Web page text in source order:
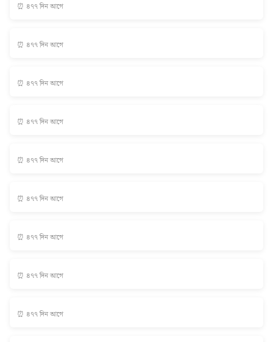
⏰ ৪৭৭ দিন আগে
⏰ ৪৭৭ দিন আগে
⏰ ৪৭৭ দিন আগে
⏰ ৪৭৭ দিন আগে
⏰ ৪৭৭ দিন আগে
⏰ ৪৭৭ দিন আগে
⏰ ৪৭৭ দিন আগে
⏰ ৪৭৭ দিন আগে
⏰ ৪৭৭ দিন আগে